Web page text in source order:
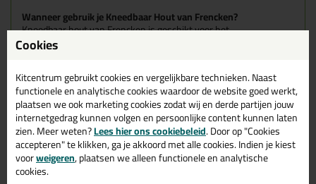
Wanneer gebruik je Kneedbaar Hout van Frencken?
Kneedbaar hout van Frencken is geschikt voor het
vullen/repareren van oppervlaktebeschadigingen in hout zoals
scheurtjes en (spijker) gaatjes voor binnentoepassingen. Door zijn
parketvloeren toegepast. Tevens is het kneedbaar hout geschikt
voor buitentoepassingen, mits zorgvuldig afgelakt.
Verpakkingen
Ook verkrijgbaar in verpakkingen van250mlen750ml. Let er
alleen op dat sommige verpakkingen niet alle kleuren als optie
hebben!
Cookies
Kitcentrum gebruikt cookies en vergelijkbare technieken. Naast
functionele en analytische cookies waardoor de website goed werkt,
plaatsen we ook marketing cookies zodat wij en derde partijen jouw
internetgedrag kunnen volgen en persoonlijke content kunnen laten
zien. Meer weten?Lees hier ons cookiebeleid. Door op "Cookies
accepteren" te klikken, ga je akkoord met alle cookies. Indien je kiest
voorweigeren, plaatsen we alleen functionele en analytische
cookies.